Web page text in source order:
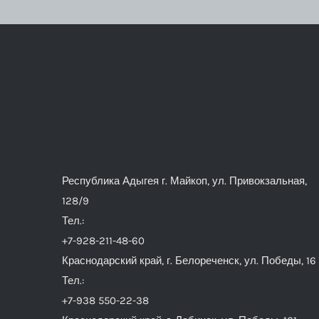
Республика Адыгея г. Майкоп, ул. Привокзальная,
128/9
Тел.:
+7-928-211-48-60
Краснодарский край, г. Белореченск, ул. Победы, 16
Тел.:
+7-938 550-22-38